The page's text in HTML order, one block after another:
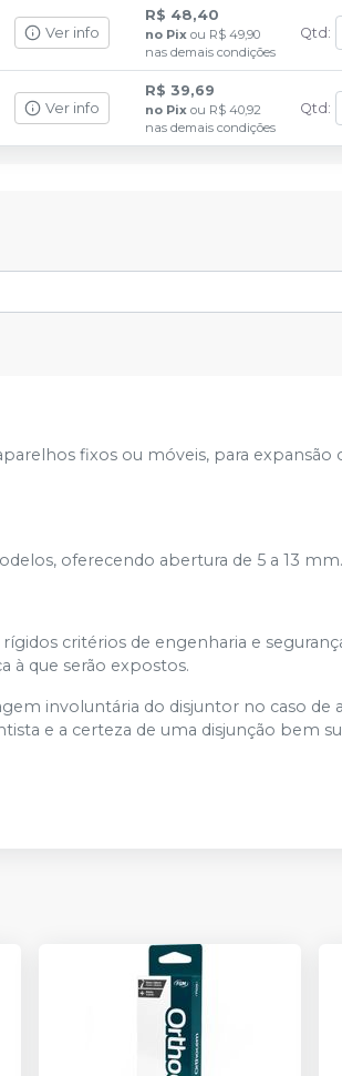
Ver info
R$ 48,40
no Pix ou R$ 49,90
nas demais condições
Qtd :
Ver info
R$ 39,69
no Pix ou R$ 40,92
nas demais condições
Qtd :
fixos ou móveis, para expansão
oferecendo abertura de 5 a 13 mm.
critérios de engenharia e
à que serão expostos.
involuntária do disjuntor no caso de
e a certeza de uma disjunção bem